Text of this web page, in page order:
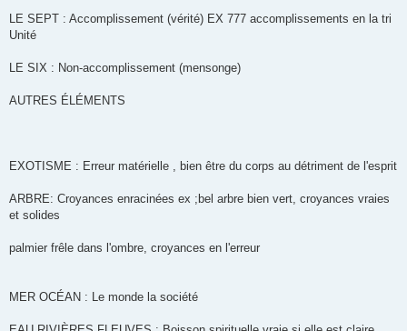
LE SEPT : Accomplissement (vérité) EX 777 accomplissements en la tri
Unité
LE SIX : Non-accomplissement (mensonge)
AUTRES ÉLÉMENTS
EXOTISME : Erreur matérielle , bien être du corps au détriment de l'esprit
ARBRE: Croyances enracinées ex ;bel arbre bien vert, croyances vraies
et solides
palmier frêle dans l'ombre, croyances en l'erreur
MER OCÉAN : Le monde la société